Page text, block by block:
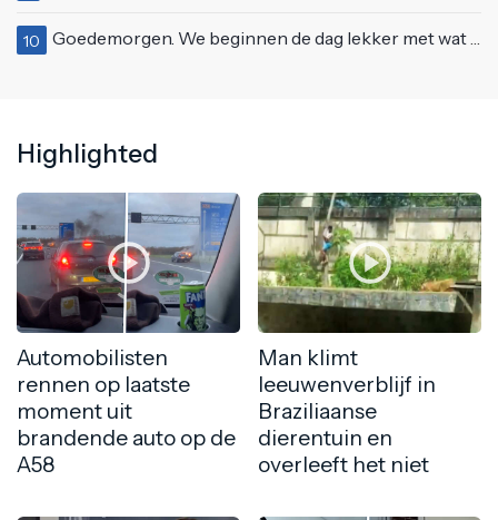
10 Goedemorgen. We beginnen de dag lekker met wat rek- en strekoefeningen
Highlighted
Automobilisten
rennen op laatste
moment uit
brandende auto op de
A58
Man klimt
leeuwenverblijf in
Braziliaanse
dierentuin en
overleeft het niet